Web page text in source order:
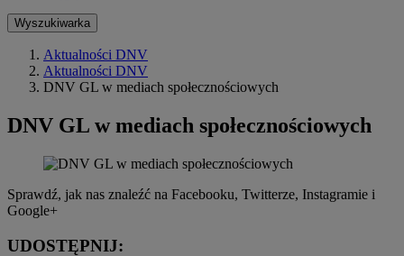
Wyszukiwarka
Aktualności DNV
Aktualności DNV
DNV GL w mediach społecznościowych
DNV GL w mediach społecznościowych
Sprawdź, jak nas znaleźć na Facebooku, Twitterze, Instagramie i
Google+
UDOSTĘPNIJ: